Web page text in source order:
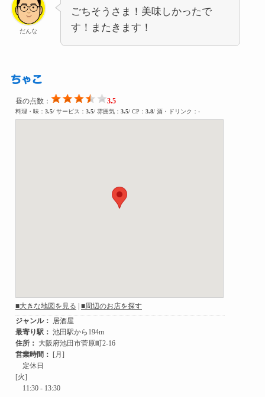
だんな
ごちそうさま！美味しかったで
す！またきます！
ちゃこ